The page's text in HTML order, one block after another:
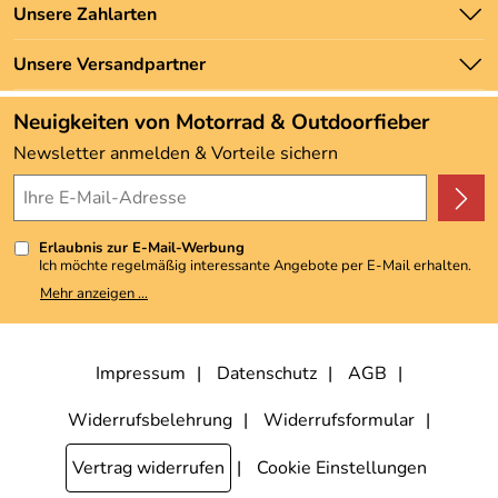
Newsletter
Zahlung und Versand
Unsere Bestseller
Marken
Neu
Angebote
Kundenbewertungen (3.492)
4,9/5*****
Unsere Zahlarten
Unsere Versandpartner
Neuigkeiten von Motorrad & Outdoorfieber
Newsletter anmelden & Vorteile sichern
Erlaubnis zur E-Mail-Werbung
Ich möchte regelmäßig interessante Angebote per E-Mail erhalten.
Meine E-Mail-Adresse wird nicht an andere Unternehmen
weitergegeben. Zu statistischen Zwecken wird in anonymer Form
kann ich jederzeit mit Wirkung für die Zukunft widerrufen, indem ich
den Link "Abmelden" am Ende des Newsletters anklicke. Die
Mehr anzeigen ...
Impressum Datenschutz
AGB
Widerrufsbelehrung
Widerrufsformular
Vertrag widerrufen
Cookie Einstellungen